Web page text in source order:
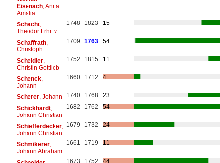
Eisenach, Anna
Amalia
Schacht,
Theodor Frhr. v.
1748 1823 15
Schaffrath,
Christoph
1709 1763 54
Scheidler,
Christin Gottlieb
1752 1815 11
Schenck,
Johann
1660 1712 4
Scherer, Johann 1740 1768
23
Schickhardt,
Johann Christian
1682 1762 54
Schiefferdecker,
Johann Christian
1679 1732 24
Schmikerer,
Johann Abraham
1661 1719 11
1673 1752 44